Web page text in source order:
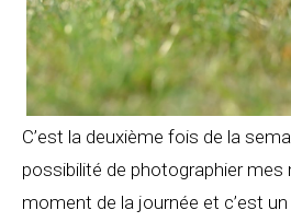
C’est la deuxième fois de la
possibilité de photographier mes
moment de la journée et c’est